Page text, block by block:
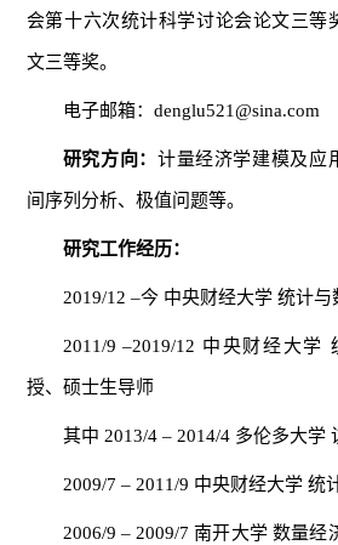
会第十六次统计科学讨论会论文三等
文三等奖。
电子邮箱：denglu521@sina.com
研究方向： 计量经济学建模及应
间序列分析、极值问题等。
研究工作经历：
2019/12 –今 中央财经大学 统计
2011/9 –2019/12 中央财经大学
授、硕士生导师
其中 2013/4 – 2014/4 多伦多大学
2009/7 – 2011/9 中央财经大学 统
2006/9 – 2009/7 南开大学 数量经